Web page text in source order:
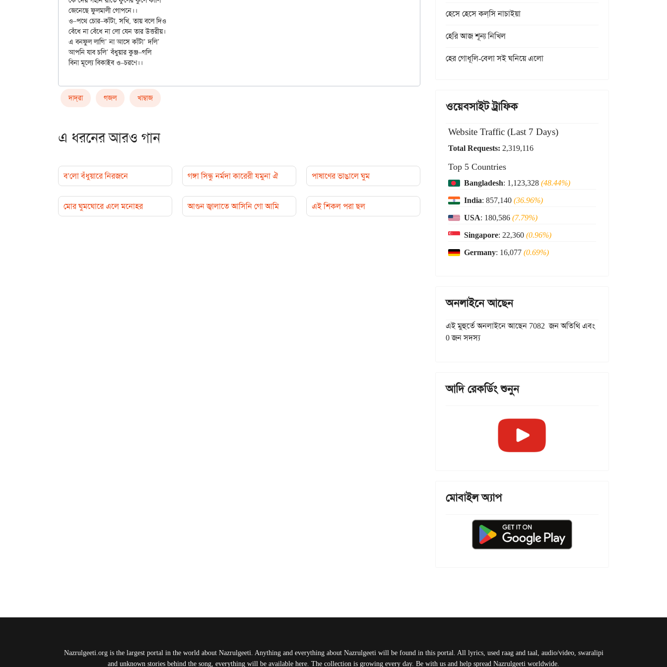
জেনেছে ফুলমালী গোপনে।।
ও–পথে চোর–কাঁটা, সখি, তায় বলে দিও
বেঁধে না বেঁধে না লো যেন তার উত্তরীয়।
এ বনফুল লাগি’ না আসে কাঁটা’ দলি’
আপনি যাব চলি’ বঁধুয়ার কুঞ্জ–গলি
দাদ্‌রা গজল খাম্বাজ
এ ধরনের আরও গান
ব'লো বঁধুয়ারে নিরজনে গঙ্গা সিন্ধু নর্মদা কারেরী যমুনা ঐ পাষাণের ভাঙালে ঘুম
মোর ঘুমঘোরে এলে মনোহর আগুন জ্বালাতে আসিনি গো আমি এই শিকল পরা ছল
হেসে হেসে কল্‌সি নাচাইয়া
হেরি আজ শূন্য নিখিল
হের গোধূলি-বেলা সই ঘনিয়ে এলো
ওয়েবসাইট ট্রাফিক
Website Traffic (Last 7 Days)
Total Requests: 2,319,116
Top 5 Countries
Bangladesh: 1,123,328(48.44%)
India: 857,140(36.96%)
USA: 180,586(7.79%)
Singapore: 22,360(0.96%)
Germany: 16,077(0.69%)
অনলাইনে আছেন
এই মুহুর্তে অনলাইনে আছেন 7082 জন অতিথি এবং
0 জন সদস্য
আদি রেকর্ডিং শুনুন
মোবাইল অ্যাপ
Nazrulgeeti.org is the largest portal in the world about Nazrulgeeti. Anything and everything about Nazrulgeeti will be found in this portal. All lyrics, used raag and taal, audio/video, swaralipi
and unknown stories behind the song, everything will be available here. The collection is growing every day. Be with us and help spread Nazrulgeeti worldwide.